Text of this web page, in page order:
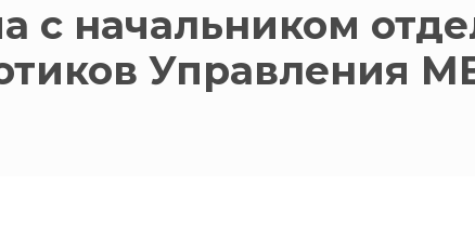
с начальником
Управления